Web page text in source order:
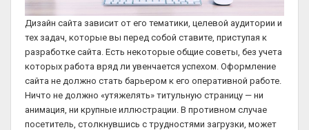
Дизайн сайта зависит от его тематики, целевой аудитории и
тех задач, которые вы перед собой ставите, приступая к
разработке сайта. Есть некоторые общие советы, без учета
которых работа вряд ли увенчается успехом. Оформление
сайта не должно стать барьером к его оперативной работе.
Ничто не должно «утяжелять» титульную страницу — ни
анимация, ни крупные иллюстрации. В противном случае
посетитель, столкнувшись с трудностями загрузки, может